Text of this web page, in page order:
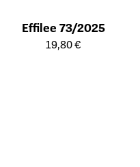
Effilee 73/2025
Öffnet die Detailseite des
19,80 €